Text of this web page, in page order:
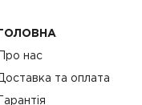
ГОЛОВНА
Про нас
та оплата
Гарантія